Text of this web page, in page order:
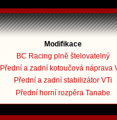
Modifikace
BC Racing plně štelovatelný
Přední a zadní kotoučová náprava
Přední a zadní stabilizátor VTi
Přední horní rozpěra Tanabe